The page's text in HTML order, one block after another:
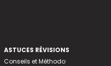
ASTUCES RÉVISIONS
Conseils et Méthodo